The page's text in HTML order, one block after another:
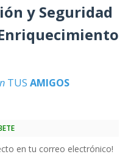
y Seguridad
TUS AMIGOS
en tu correo electrónico!